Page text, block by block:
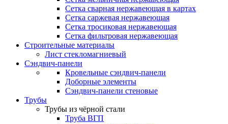
Сетка сварная нержавеющая в картах
Сетка саржевая нержавеющая
Сетка тросиковая нержавеющая
Сетка фильтровая нержавеющая
Строительные материалы
Лист стекломагниевый
Сэндвич-панели
Кровельные сэндвич-панели
Доборные элементы
Сэндвич-панели стеновые
Трубы
Трубы из чёрной стали
Труба ВГП